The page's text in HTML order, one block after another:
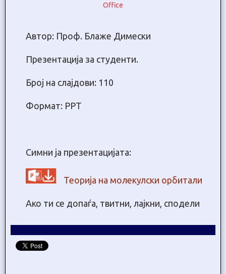
Office
Автор: Проф. Блаже Димески
Презентација за студенти.
Број на слајдови: 110
Формат: PPT
Симни ја презентацијата:
Теорија на молекулски орбитали
Ако ти се допаѓа, твитни, лајкни, сподели